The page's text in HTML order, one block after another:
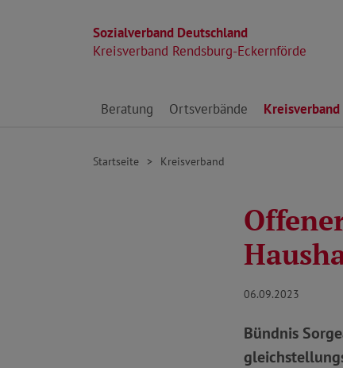
Sozialverband Deutschland
Kreisverband Rendsburg-Eckernförde
Direkt zu den Inhalten springen
Beratung Ortsverbände Kreisverband
Startseite Kreisverband
06.09.2023
Bündnis